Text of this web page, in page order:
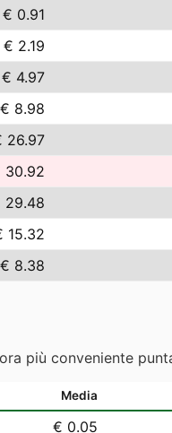
€ 0.91
€ 2.19
€ 4.97
€ 8.98
26.97
30.92
29.48
15.32
€ 8.38
più conveniente
Media
€ 0.05